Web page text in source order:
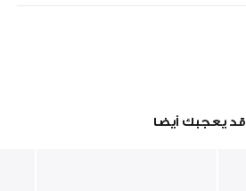
قد يعجبك أيضا